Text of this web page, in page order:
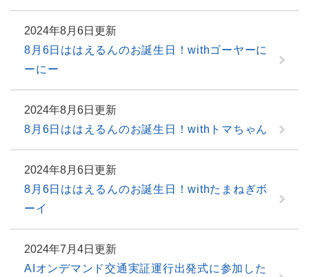
2024年8月6日更新
8月6日ははえるんのお誕生日！withゴーヤーに
ーにー
2024年8月6日更新
8月6日ははえるんのお誕生日！withトマちゃん
2024年8月6日更新
8月6日ははえるんのお誕生日！withたまねぎボ
ーイ
2024年7月4日更新
AIオンデマンド交通実証運行出発式に参加した